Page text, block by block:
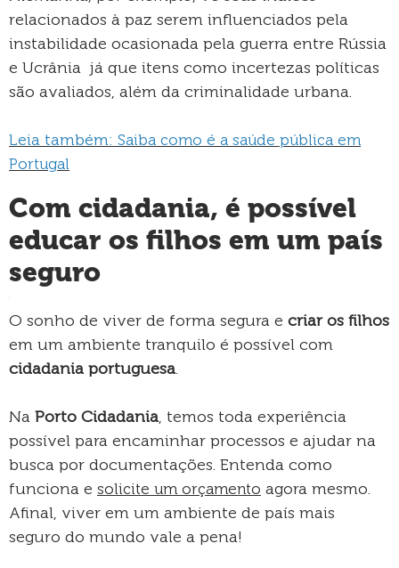
relacionados à paz serem influenciados pela
instabilidade ocasionada pela guerra entre Rússia
e Ucrânia já que itens como incertezas políticas
são avaliados, além da criminalidade urbana.
Leia também: Saiba como é a saúde pública em
Portugal
Com cidadania, é possível
educar os filhos em um país
seguro
O sonho de viver de forma segura e criar os filhos
em um ambiente tranquilo é possível com
cidadania portuguesa.
Na Porto Cidadania, temos toda experiência
possível para encaminhar processos e ajudar na
busca por documentações. Entenda como
funciona e solicite um orçamento agora mesmo.
Afinal, viver em um ambiente de país mais
seguro do mundo vale a pena!